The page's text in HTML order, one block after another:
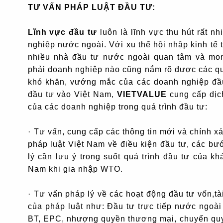
TƯ VẤN PHÁP LUẬT ĐẦU TƯ:
Lĩnh vực đầu tư luôn là lĩnh vực thu hút rất
nghiệp nước ngoài. Với xu thế hội nhập kinh tế
nhiều nhà đầu tư nước ngoài quan tâm và
phải doanh nghiệp nào cũng nắm rõ được các
khó khăn, vướng mắc của các doanh nghiệp
đầu tư vào Việt Nam,VIETVALUE cung cấp
của các doanh nghiệp trong quá trình đầu tư:
· Tư vấn, cung cấp các thông tin mới và chính
pháp luật Việt Nam về điều kiện đầu tư, các
lý cần lưu ý trong suốt quá trình đầu tư của
Nam khi gia nhập WTO.
· Tư vấn pháp lý về các hoạt động đầu tư
của pháp luật như: Đầu tư trực tiếp nước
BT, EPC, nhượng quyền thương mại, chuyển